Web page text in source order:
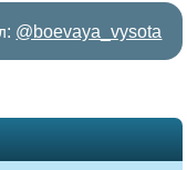
@boevaya_vysota